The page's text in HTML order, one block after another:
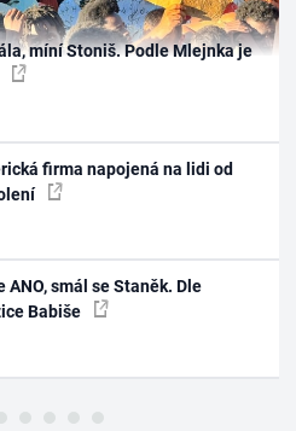
míní Stoniš. Podle Mlejnka je
firma napojená na lidi od
smál se Staněk. Dle
Babiše